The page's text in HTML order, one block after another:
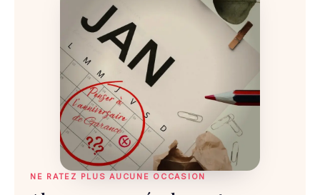
NE RATEZ PLUS AUCUNE OCCASION